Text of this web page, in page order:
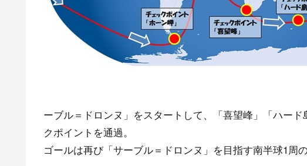
ーブル＝ドロンヌ」をスタートして、「喜望峰」「ハー
クポイントを通過。
ゴールは再び「サーブル＝ドロンヌ」を目指す南半球1周